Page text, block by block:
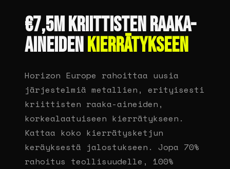
€7,5M KRIITTISTEN RAAKA-
AINEIDENKIERRÄTYKSEEN
Horizon Europe rahoittaa uusia
järjestelmiä metallien, erityisesti
kriittisten raaka-aineiden,
korkealaatuiseen kierrätykseen.
Kattaa koko kierrätysketjun
keräyksestä jalostukseen. Jopa 70%
rahoitus teollisuudelle, 100%